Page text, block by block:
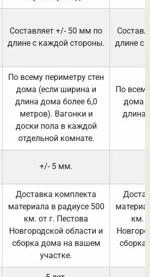
Составляет +/- 50 мм по
длине с каждой стороны.
длине с
По всему периметру стен
дома (если ширина и
длина дома более 6,0
метров). Вагонки и
доски пола в каждой
отдельной комнате.
По
дома
длина
+/- 5 мм.
Доставка комплекта
материала в радиусе 500
км. от г. Пестова
Новгородской области и
сборка дома на вашем
участке.
км.